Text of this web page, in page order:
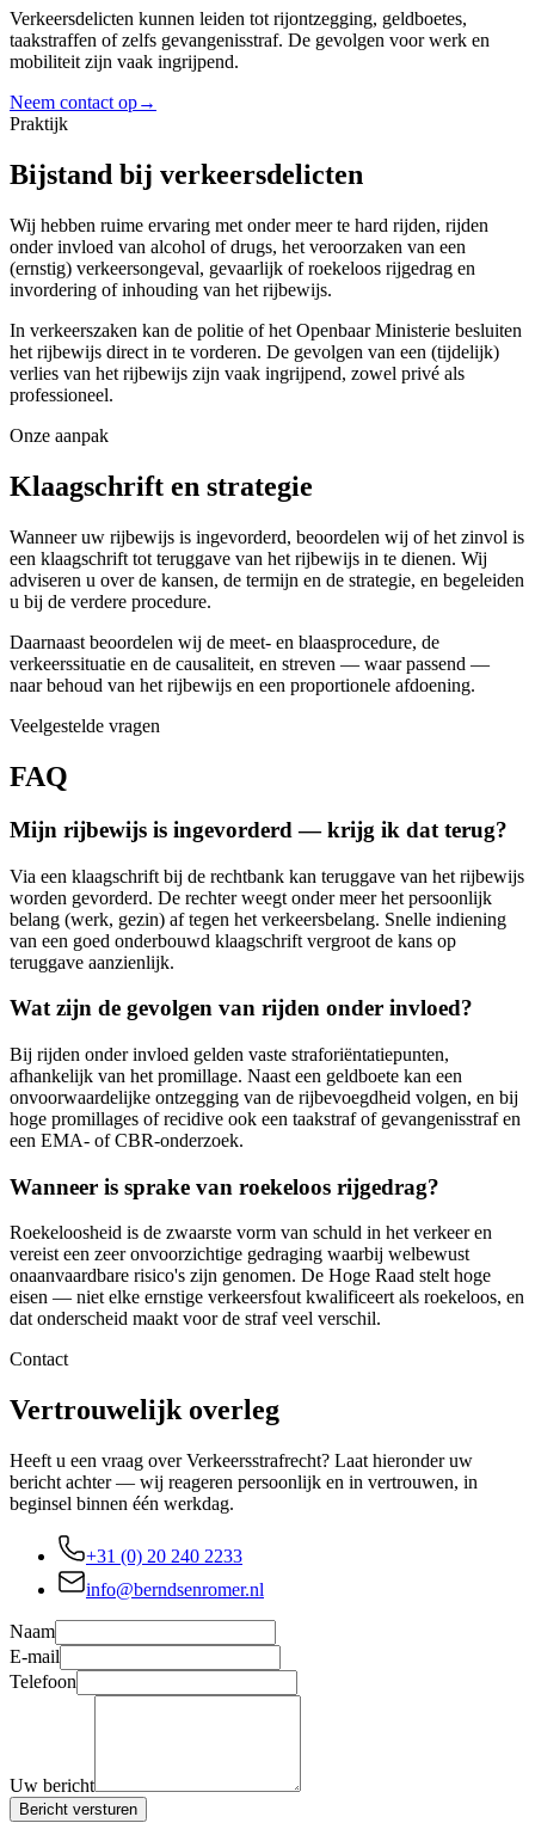
Verkeersdelicten kunnen leiden tot rijontzegging, geldboetes,
taakstraffen of zelfs gevangenisstraf. De gevolgen voor werk en
mobiliteit zijn vaak ingrijpend.
Neem contact op→
Praktijk
Bijstand bij verkeersdelicten
Wij hebben ruime ervaring met onder meer te hard rijden, rijden
onder invloed van alcohol of drugs, het veroorzaken van een
(ernstig) verkeersongeval, gevaarlijk of roekeloos rijgedrag en
invordering of inhouding van het rijbewijs.
In verkeerszaken kan de politie of het Openbaar Ministerie besluiten
het rijbewijs direct in te vorderen. De gevolgen van een (tijdelijk)
verlies van het rijbewijs zijn vaak ingrijpend, zowel privé als
professioneel.
Onze aanpak
Klaagschrift en strategie
Wanneer uw rijbewijs is ingevorderd, beoordelen wij of het zinvol is
een klaagschrift tot teruggave van het rijbewijs in te dienen. Wij
adviseren u over de kansen, de termijn en de strategie, en begeleiden
u bij de verdere procedure.
Daarnaast beoordelen wij de meet- en blaasprocedure, de
verkeerssituatie en de causaliteit, en streven — waar passend —
naar behoud van het rijbewijs en een proportionele afdoening.
Veelgestelde vragen
FAQ
Mijn rijbewijs is ingevorderd — krijg ik dat terug?
Via een klaagschrift bij de rechtbank kan teruggave van het rijbewijs
worden gevorderd. De rechter weegt onder meer het persoonlijk
belang (werk, gezin) af tegen het verkeersbelang. Snelle indiening
van een goed onderbouwd klaagschrift vergroot de kans op
teruggave aanzienlijk.
Wat zijn de gevolgen van rijden onder invloed?
Bij rijden onder invloed gelden vaste straforiëntatiepunten,
afhankelijk van het promillage. Naast een geldboete kan een
onvoorwaardelijke ontzegging van de rijbevoegdheid volgen, en bij
hoge promillages of recidive ook een taakstraf of gevangenisstraf en
een EMA- of CBR-onderzoek.
Wanneer is sprake van roekeloos rijgedrag?
Roekeloosheid is de zwaarste vorm van schuld in het verkeer en
vereist een zeer onvoorzichtige gedraging waarbij welbewust
onaanvaardbare risico's zijn genomen. De Hoge Raad stelt hoge
eisen — niet elke ernstige verkeersfout kwalificeert als roekeloos, en
dat onderscheid maakt voor de straf veel verschil.
Contact
Vertrouwelijk overleg
Heeft u een vraag over Verkeersstrafrecht? Laat hieronder uw
bericht achter — wij reageren persoonlijk en in vertrouwen, in
beginsel binnen één werkdag.
+31 (0) 20 240 2233
info@berndsenromer.nl
Naam
E-mail
Telefoon
Uw bericht
Bericht versturen